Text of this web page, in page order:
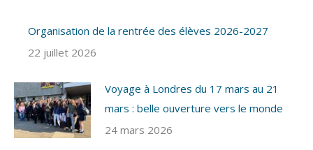
Organisation de la rentrée des élèves 2026-2027
22 juillet 2026
Voyage à Londres du 17 mars au 21
mars : belle ouverture vers le monde
24 mars 2026